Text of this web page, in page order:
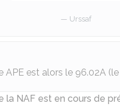
Urssaf
APE est alors le 96.02A
la NAF est en cours de